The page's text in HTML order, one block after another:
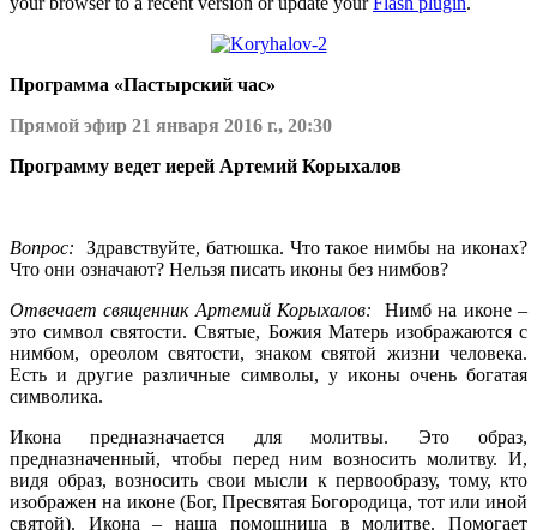
Программа «Пастырский час»
Прямой эфир 21 января 2016 г., 20:30
Программу ведет иерей Артемий Корыхалов
Вопрос: Здравствуйте, батюшка. Что такое нимбы на иконах?
Что они означают? Нельзя писать иконы без нимбов?
Отвечает священник Артемий Корыхалов: Нимб на иконе –
это символ святости. Святые, Божия Матерь изображаются с
нимбом, ореолом святости, знаком святой жизни человека.
Есть и другие различные символы, у иконы очень богатая
символика.
Икона предназначается для молитвы. Это образ,
предназначенный, чтобы перед ним возносить молитву. И,
видя образ, возносить свои мысли к первообразу, тому, кто
изображен на иконе (Бог, Пресвятая Богородица, тот или иной
святой). Икона – наша помощница в молитве. Помогает